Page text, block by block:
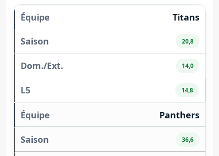
Titans
20,8
14,0
14,8
Panthers
36,6